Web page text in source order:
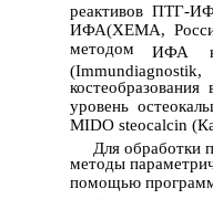
реактивов
ИФА(ХЕМА,
методом
ИФА
(Immundiagnostik,
уровень
MIDO steocalcin
Для обработки
методы
помощью